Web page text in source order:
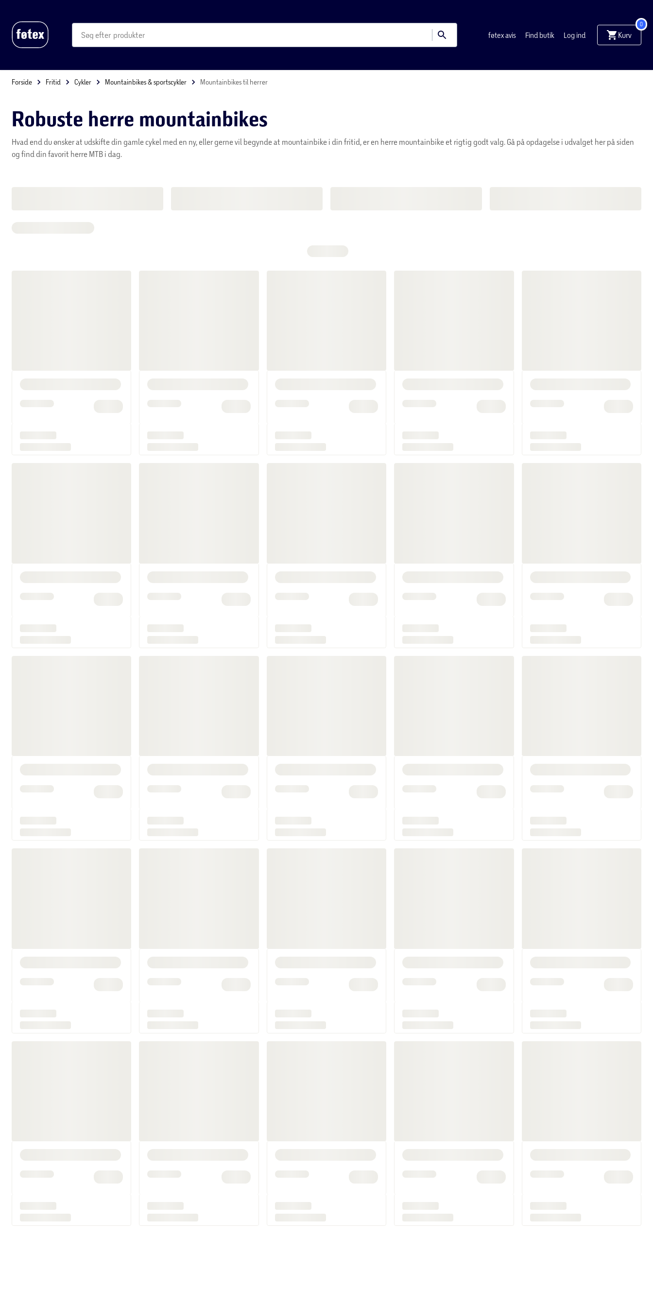
kategorier føtex avis Find butik Log ind Kurv
0
Forside Fritid Cykler Mountainbikes & sportscykler Mountainbikes til herrer
Robuste herre mountainbikes
Hvad end du ønsker at udskifte din gamle cykel med en ny, eller gerne vil begynde at mountainbike i din fritid, er en herre mountainbike et rigtig godt valg. Gå på opdagelse i udvalget her på siden
og find din favorit herre MTB i dag.